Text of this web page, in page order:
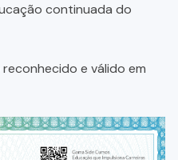
continuada do
e válido em